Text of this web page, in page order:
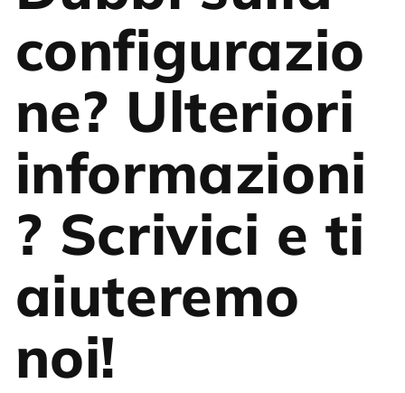
configurazio
ne? Ulteriori
informazioni
? Scrivici e ti
aiuteremo
noi!